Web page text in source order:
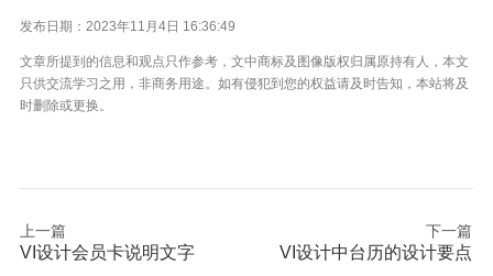
发布日期：2023年11月4日 16:36:49
文章所提到的信息和观点只作参考，文中商标及图像版权归属原持有人，本文
只供交流学习之用，非商务用途。如有侵犯到您的权益请及时告知，本站将及
时删除或更换。
上一篇
VI设计会员卡说明文字
下一篇
VI设计中台历的设计要点